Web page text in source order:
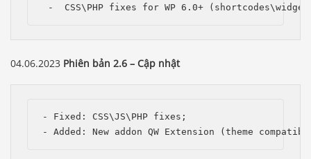
-  CSS\PHP fixes for WP 6.0+
04.06.2023 Phiên bản 2.6 – Cập nhật
- Fixed: CSS\JS\PHP fixes;
- Added: New addon QW Extension (theme